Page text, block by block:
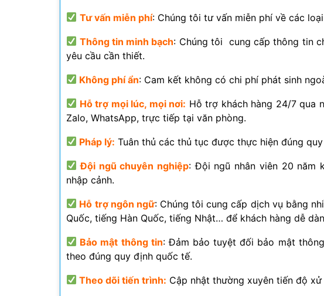
Tư vấn miễn phí: Chúng tôi tư vấn miễn phí về các
Thông tin minh bạch: Chúng tôi cung cấp thông tin
yêu cầu cần thiết.
Không phí ẩn: Cam kết không có chi phí phát sinh
Hỗ trợ mọi lúc, mọi nơi: Hỗ trợ khách hàng 24/7 qua
Zalo, WhatsApp, trực tiếp tại văn phòng.
Pháp lý: Tuân thủ các thủ tục được thực hiện đúng
Đội ngũ chuyên nghiệp: Đội ngũ nhân viên 20 năm
nhập cảnh.
Hỗ trợ ngôn ngữ: Chúng tôi cung cấp dịch vụ bằng
Quốc, tiếng Hàn Quốc, tiếng Nhật… để khách hàng dễ
Bảo mật thông tin: Đảm bảo tuyệt đối bảo mật
theo đúng quy định quốc tế.
Theo dõi tiến trình: Cập nhật thường xuyên tiến độ